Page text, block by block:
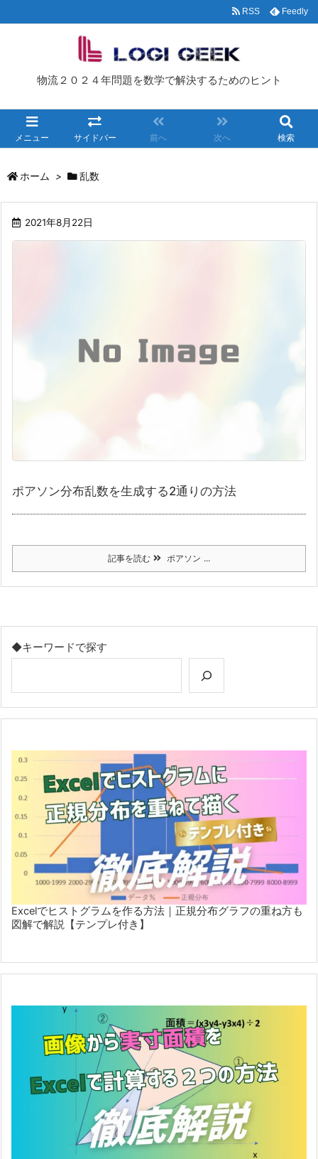
物流２０２４年問題を数学で解決するためのヒント
メニュー サイドバー 前へ 次へ 検索
RSS Feedly
ホーム > 乱数
2021年8月22日
ポアソン分布乱数を生成する2通りの方法
記事を読む ポアソン ...
◆キーワードで探す
Excelでヒストグラムを作る方法｜正規分布グラフの重ね方も
図解で解説【テンプレ付き】